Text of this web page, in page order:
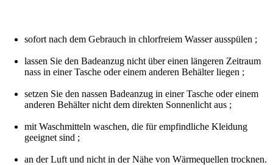
sofort nach dem Gebrauch in chlorfreiem Wasser ausspülen ;
lassen Sie den Badeanzug nicht über einen längeren Zeitraum
nass in einer Tasche oder einem anderen Behälter liegen ;
setzen Sie den nassen Badeanzug in einer Tasche oder einem
anderen Behälter nicht dem direkten Sonnenlicht aus ;
mit Waschmitteln waschen, die für empfindliche Kleidung
geeignet sind ;
an der Luft und nicht in der Nähe von Wärmequellen trocknen.